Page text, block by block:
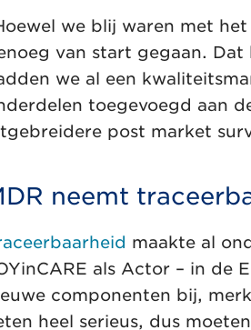
we blij waren met
van start gegaan.
we al een
toegevoegd aan
post market
neemt
maakte al
als Actor – in de
componenten bij,
heel serieus, dus